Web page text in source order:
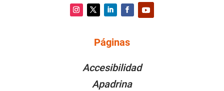
Facebook
Páginas
Accesibilidad
Apadrina